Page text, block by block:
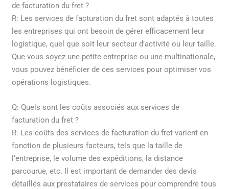
de facturation du fret ?
R: Les services de facturation du fret sont adaptés à toutes
les entreprises qui ont besoin de gérer efficacement leur
logistique, quel que soit leur secteur d’activité ou leur taille.
Que vous soyez une petite entreprise ou une multinationale,
vous pouvez bénéficier de ces services pour optimiser vos
opérations logistiques.
Q: Quels sont les coûts associés aux services de
facturation du fret ?
R: Les coûts des services de facturation du fret varient en
fonction de plusieurs facteurs, tels que la taille de
l’entreprise, le volume des expéditions, la distance
parcourue, etc. Il est important de demander des devis
détaillés aux prestataires de services pour comprendre tous